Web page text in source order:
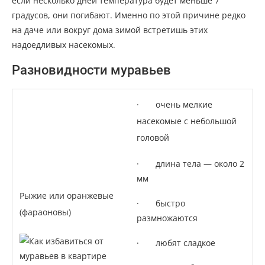
градусов, они погибают. Именно по этой причине редко
на даче или вокруг дома зимой встретишь этих
надоедливых насекомых.
Разновидности муравьев
Рыжие или оранжевые
(фараоновы)
· очень мелкие
насекомые с небольшой
головой
· длина тела — около 2
мм
· быстро
размножаются
· любят сладкое